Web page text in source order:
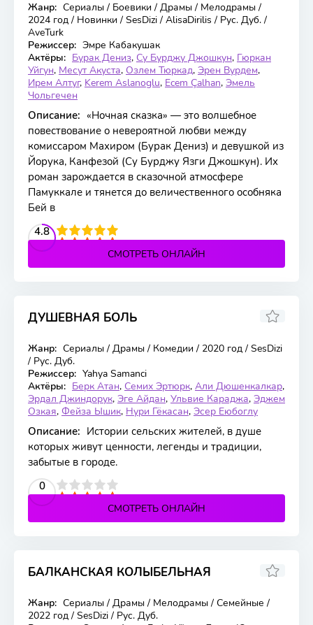
35 серия
Жанр: Сериалы / Боевики / Драмы / Мелодрамы /
2024 год / Новинки / SesDizi / AlisaDirilis / Рус. Дуб. /
AveTurk
Режиссер: Эмре Кабакушак
Актёры: Бурак Дениз, Су Бурджу Джошкун, Гюркан
Уйгун, Месут Акуста, Озлем Тюркад, Эрен Вурдем,
Ирем Алтуг, Kerem Aslanoglu, Ecem Çalhan, Эмель
Чольгечен
Описание: «Ночная сказка» — это волшебное
повествование о невероятной любви между
комиссаром Махиром (Бурак Дениз) и девушкой из
Йорука, Канфезой (Су Бурджу Язги Джошкун). Их
роман зарождается в сказочной атмосфере
Памуккале и тянется до величественного особняка
Бей в
4.8
4 5
СМОТРЕТЬ ОНЛАЙН
ДУШЕВНАЯ БОЛЬ
221 серия
7.5
Жанр: Сериалы / Драмы / Комедии / 2020 год / SesDizi
/ Рус. Дуб.
Режиссер: Yahya Samanci
Актёры: Берк Атан, Семих Эртюрк, Али Дюшенкалкар,
Эрдал Джиндорук, Эге Айдан, Ульвие Караджа, Эджем
Озкая, Фейза Ышик, Нури Гёкасан, Эсер Еюбоглу
Описание: Истории сельских жителей, в душе
которых живут ценности, легенды и традиции,
забытые в городе.
0
4 5
СМОТРЕТЬ ОНЛАЙН
БАЛКАНСКАЯ КОЛЫБЕЛЬНАЯ
25 серия
5.4
Жанр: Сериалы / Драмы / Мелодрамы / Семейные /
2022 год / SesDizi / Рус. Дуб.